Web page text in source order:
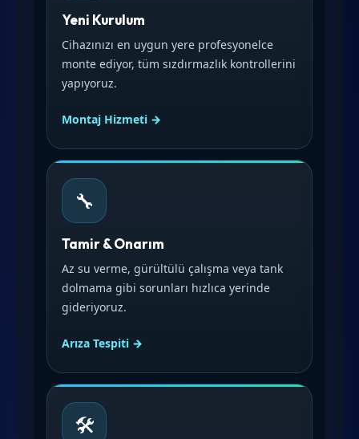
Yeni Kurulum
Cihazınızı en uygun yere profesyonelce
monte ediyor, tüm sızdırmazlık kontrollerini
yapıyoruz.
Montaj Hizmeti →
🔧
Tamir & Onarım
Az su verme, gürültülü çalışma veya tank
dolmama gibi sorunları hızlıca yerinde
gideriyoruz.
Arıza Tespiti →
🛠️